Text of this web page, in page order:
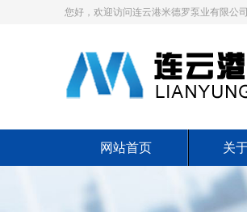
您好，欢迎访问连云港米德罗泵业有限公司
网站首页 关